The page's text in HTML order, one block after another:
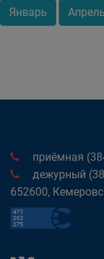
Январь Апрель
приёмная
дежурный
652600,